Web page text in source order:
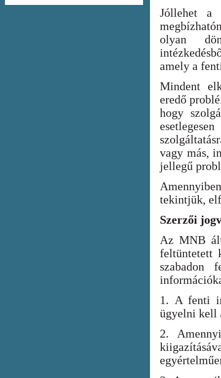
Jóllehet a
olyan
amely a
Mindent
eredő
hogy
vagy más,
jellegű
tekintjük,
Szerzői
Az MNB
feltüntetett
szabadon
1. A fenti
ügyelni kell
2.